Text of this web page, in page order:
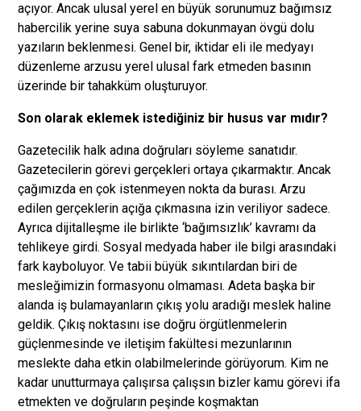
açıyor. Ancak ulusal yerel en büyük sorunumuz bağımsız
habercilik yerine suya sabuna dokunmayan övgü dolu
yazıların beklenmesi. Genel bir, iktidar eli ile medyayı
düzenleme arzusu yerel ulusal fark etmeden basının
üzerinde bir tahakküm oluşturuyor.
Son olarak eklemek istediğiniz bir husus var mıdır?
Gazetecilik halk adına doğruları söyleme sanatıdır.
Gazetecilerin görevi gerçekleri ortaya çıkarmaktır. Ancak
çağımızda en çok istenmeyen nokta da burası. Arzu
edilen gerçeklerin açığa çıkmasına izin veriliyor sadece.
Ayrıca dijitalleşme ile birlikte ‘bağımsızlık’ kavramı da
tehlikeye girdi. Sosyal medyada haber ile bilgi arasındaki
fark kayboluyor. Ve tabii büyük sıkıntılardan biri de
mesleğimizin formasyonu olmaması. Adeta başka bir
alanda iş bulamayanların çıkış yolu aradığı meslek haline
geldik. Çıkış noktasını ise doğru örgütlenmelerin
güçlenmesinde ve iletişim fakültesi mezunlarının
meslekte daha etkin olabilmelerinde görüyorum. Kim ne
kadar unutturmaya çalışırsa çalışsın bizler kamu görevi ifa
etmekten ve doğruların peşinde koşmaktan